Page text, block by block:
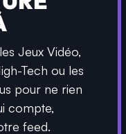
Jeux Vidéo,
Tech ou les
pour ne rien
compte,
feed.